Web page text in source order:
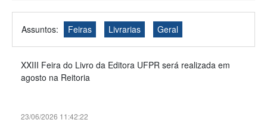
Assuntos: Feiras Livrarias Geral
XXIII Feira do Livro da Editora UFPR será realizada em
agosto na Reitoria
23/06/2026 11:42:22